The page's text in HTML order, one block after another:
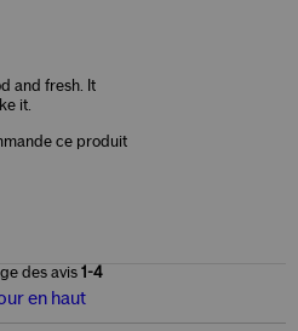
and fresh. It
it.
ce produit
des avis 1-4
en haut